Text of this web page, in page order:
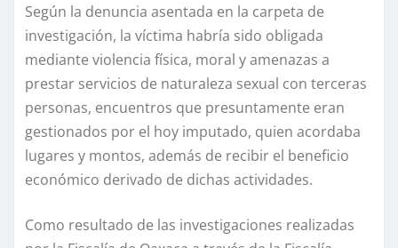
Según la denuncia asentada en la carpeta de
investigación, la víctima habría sido obligada
mediante violencia física, moral y amenazas a
prestar servicios de naturaleza sexual con terceras
personas, encuentros que presuntamente eran
gestionados por el hoy imputado, quien acordaba
lugares y montos, además de recibir el beneficio
económico derivado de dichas actividades.
Como resultado de las investigaciones realizadas